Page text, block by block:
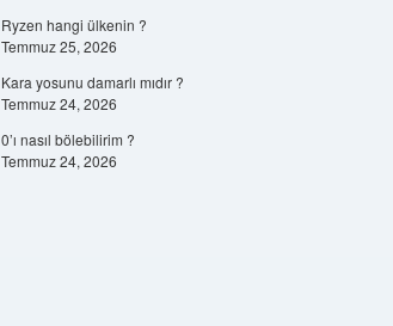
Ryzen hangi ülkenin ?
Temmuz 25, 2026
Kara yosunu damarlı mıdır ?
Temmuz 24, 2026
0’ı nasıl bölebilirim ?
Temmuz 24, 2026